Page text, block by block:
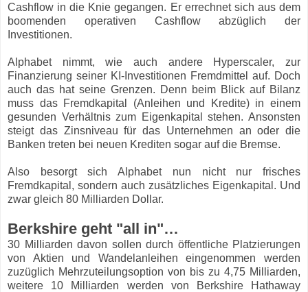
Cashflow in die Knie gegangen. Er errechnet sich aus dem
boomenden operativen Cashflow abzüglich der
Investitionen.
Alphabet nimmt, wie auch andere Hyperscaler, zur
Finanzierung seiner KI-Investitionen Fremdmittel auf. Doch
auch das hat seine Grenzen. Denn beim Blick auf Bilanz
muss das Fremdkapital (Anleihen und Kredite) in einem
gesunden Verhältnis zum Eigenkapital stehen. Ansonsten
steigt das Zinsniveau für das Unternehmen an oder die
Banken treten bei neuen Krediten sogar auf die Bremse.
Also besorgt sich Alphabet nun nicht nur frisches
Fremdkapital, sondern auch zusätzliches Eigenkapital. Und
zwar gleich 80 Milliarden Dollar.
Berkshire geht "all in"…
30 Milliarden davon sollen durch öffentliche Platzierungen
von Aktien und Wandelanleihen eingenommen werden
zuzüglich Mehrzuteilungsoption von bis zu 4,75 Milliarden,
weitere 10 Milliarden werden von Berkshire Hathaway